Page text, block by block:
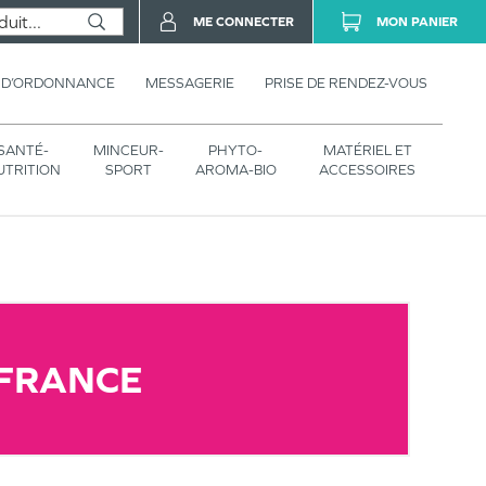
MESSAGERIE PRISE DE RENDEZ-VOUS
MINCEUR-
SPORT
PHYTO-
AROMA-BIO
MATÉRIEL ET
ACCESSOIRES
ME CONNECTER MON PANIER